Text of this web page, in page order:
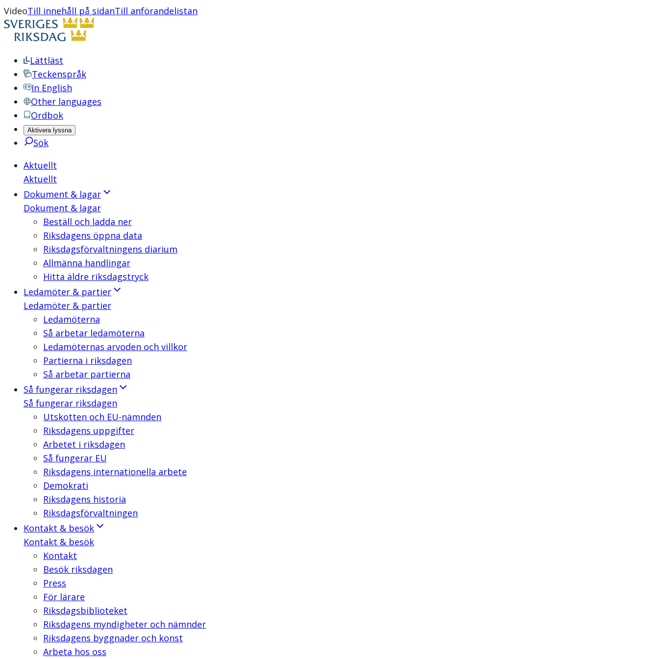
VideoTill innehåll på sidanTill anförandelistan
Lättläst
Teckenspråk
In English
Other languages
Ordbok
Aktivera lyssna
Sök
Aktuellt
Aktuellt
Dokument & lagar
Dokument & lagar
Beställ och ladda ner
Riksdagens öppna data
Riksdagsförvaltningens diarium
Allmänna handlingar
Hitta äldre riksdagstryck
Ledamöter & partier
Ledamöter & partier
Ledamöterna
Så arbetar ledamöterna
Ledamöternas arvoden och villkor
Partierna i riksdagen
Så arbetar partierna
Så fungerar riksdagen
Så fungerar riksdagen
Utskotten och EU-nämnden
Riksdagens uppgifter
Arbetet i riksdagen
Så fungerar EU
Riksdagens internationella arbete
Demokrati
Riksdagens historia
Riksdagsförvaltningen
Kontakt & besök
Kontakt & besök
Kontakt
Besök riksdagen
Press
För lärare
Riksdagsbiblioteket
Riksdagens myndigheter och nämnder
Riksdagens byggnader och konst
Arbeta hos oss